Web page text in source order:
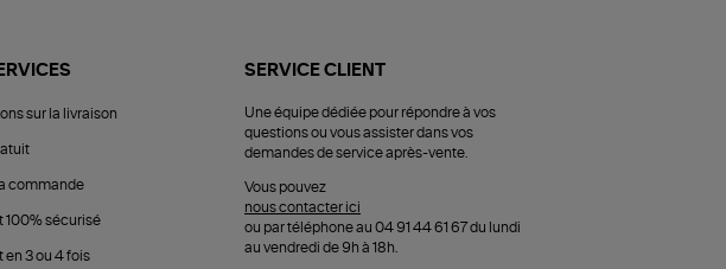
sur la livraison
commande
100% sécurisé
en 3 ou 4 fois
SERVICE CLIENT
Une équipe dédiée pour répondre à vos
questions ou vous assister dans vos
demandes de service après-vente.
Vous pouvez
nous contacter ici
ou par téléphone au 04 91 44 61 67 du lundi
au vendredi de 9h à 18h.